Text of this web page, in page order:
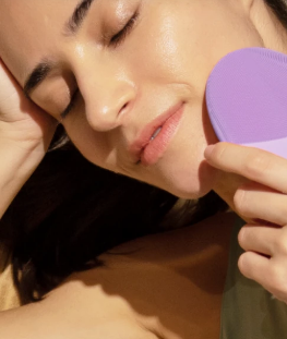
NUOVO
FAQ™ Pure Beauty-Tech
BREAKING NEWS
issa™ Teeth Whitening Set
Lingua
English Deutsch
Français
Italiano
Svenska
Türkçe
简体中文